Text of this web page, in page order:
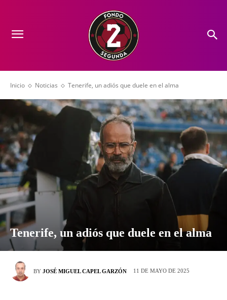
Inicio Noticias Tenerife, un adiós que duele en el alma
Tenerife, un adiós que duele en el alma
BY JOSÉ MIGUEL CAPEL GARZÓN 11 DE MAYO DE 2025